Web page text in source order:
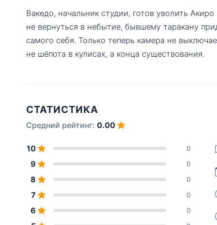
Вакедо, начальник студии, готов уволить
не вернуться в небытие, бывшему таракану
самого себя. Только теперь камера не
не шёпота в кулисах, а конца существования.
СТАТИСТИКА
Средний рейтинг: 0.00
10 0
9 0
8 0
7 0
6 0